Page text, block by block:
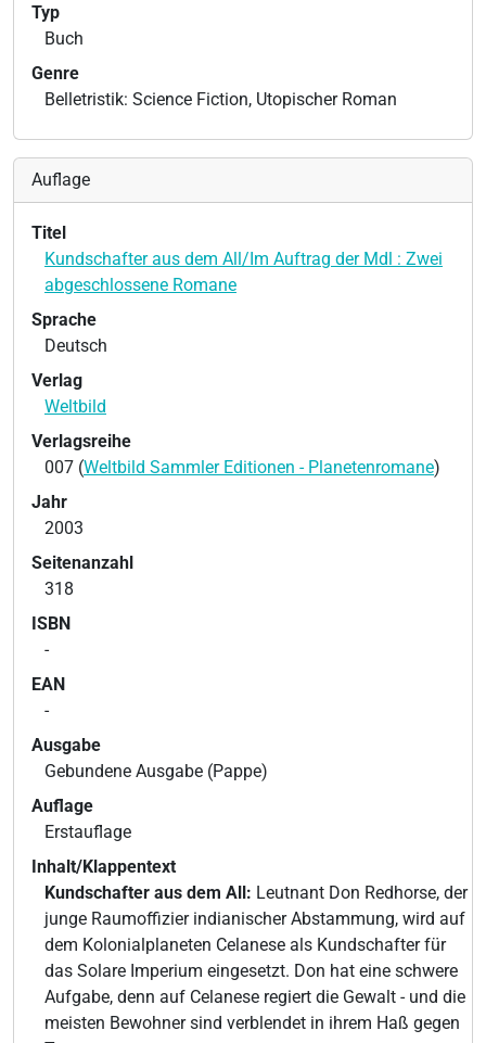
Typ
Buch
Genre
Belletristik: Science Fiction, Utopischer Roman
Auflage
Titel
Kundschafter aus dem All/Im Auftrag der Mdl : Zwei
abgeschlossene Romane
Sprache
Deutsch
Verlag
Weltbild
Verlagsreihe
007 (Weltbild Sammler Editionen - Planetenromane)
Jahr
2003
Seitenanzahl
318
ISBN
-
EAN
-
Ausgabe
Gebundene Ausgabe (Pappe)
Auflage
Erstauflage
Inhalt/Klappentext
Kundschafter aus dem All: Leutnant Don Redhorse, der
junge Raumoffizier indianischer Abstammung, wird auf
dem Kolonialplaneten Celanese als Kundschafter für
das Solare Imperium eingesetzt. Don hat eine schwere
Aufgabe, denn auf Celanese regiert die Gewalt - und die
meisten Bewohner sind verblendet in ihrem Haß gegen